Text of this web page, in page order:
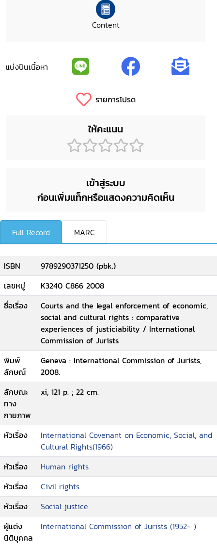
Content
แบ่งปันเนื้อหา
รายการโปรด
ให้คะแนน
เข้าสู่ระบบ
ก่อนเพิ่มแท็กหรือแสดงความคิดเห็น
Full Record MARC
ISBN
9789290371250 (pbk.)
เลขหมู่
K3240 C866 2008
ชื่อเรื่อง
Courts and the legal enforcement of economic,
social and cultural rights : comparative
experiences of justiciability / International
Commission of Jurists
พิมพ์
ลักษณ์
Geneva : International Commission of Jurists,
2008.
ลักษณะ
ทาง
กายภาพ
xi, 121 p. ; 22 cm.
หัวเรื่อง
International Covenant on Economic, Social, and
Cultural Rights(1966)
หัวเรื่อง
Human rights
หัวเรื่อง
Civil rights
หัวเรื่อง
Social justice
ผู้แต่ง
นิติบุคคล
International Commission of Jurists (1952- )